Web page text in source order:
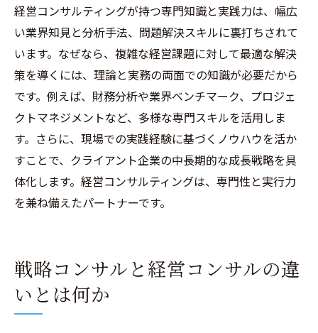
総合コンサルと戦略コンサルの支援領域の
違い
経営コンサルティングで見るプロジェクト
の進め方
戦略コンサルの専門性と経営コンサルの実
務力
経営コンサルティングが担う役割と付加価
値
経営コンサルティングが持つ専門知識と実践力は、幅広
い業界知見と分析手法、問題解決スキルに裏打ちされて
います。なぜなら、複雑な経営課題に対して最適な解決
策を導くには、理論と実務の両面での知識が必要だから
です。例えば、財務分析や業界ベンチマーク、プロジェ
クトマネジメントなど、多様な専門スキルを活用しま
す。さらに、現場での実践経験に基づくノウハウを活か
すことで、クライアント企業の中長期的な成長戦略を具
体化します。経営コンサルティングは、専門性と実行力
を兼ね備えたパートナーです。
戦略コンサルと経営コンサルの違
いとは何か